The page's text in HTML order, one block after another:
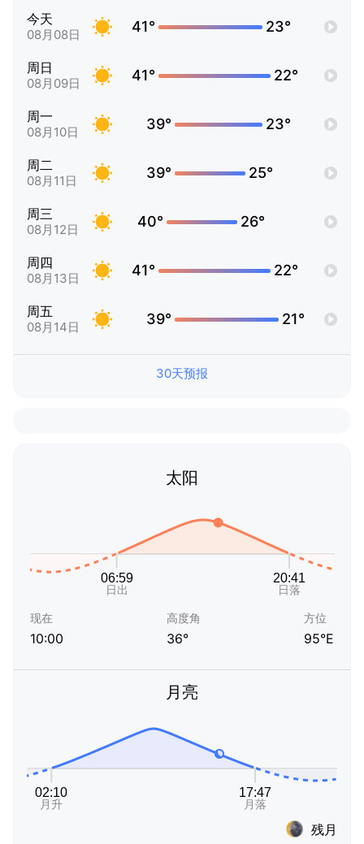
今天
08月08日 41° 23°
周日
08月09日 41° 22°
周一
08月10日 39° 23°
周二
08月11日 39° 25°
周三
08月12日 40° 26°
周四
08月13日 41° 22°
周五
08月14日 39° 21°
30天预报
太阳
现在
10:00
高度角
36°
方位
95°E
月亮
残月